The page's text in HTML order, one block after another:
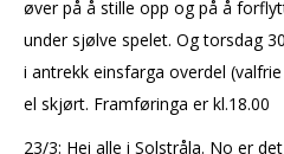
øver på å stille opp og på å
under sjølve spelet. Og torsdag
i antrekk einsfarga overdel
el skjørt. Framføringa er kl.18.00
23/3: Hei alle i Solstråla. No er